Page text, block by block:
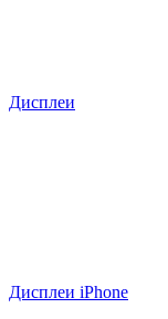
Дисплеи
Дисплеи iPhone